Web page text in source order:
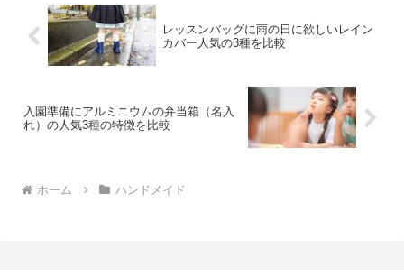
レッスンバッグに雨の日に欲しいレイン
カバー人気の3種を比較
入園準備にアルミニウムの弁当箱（名入
れ）の人気3種の特徴を比較
ホーム ハンドメイド